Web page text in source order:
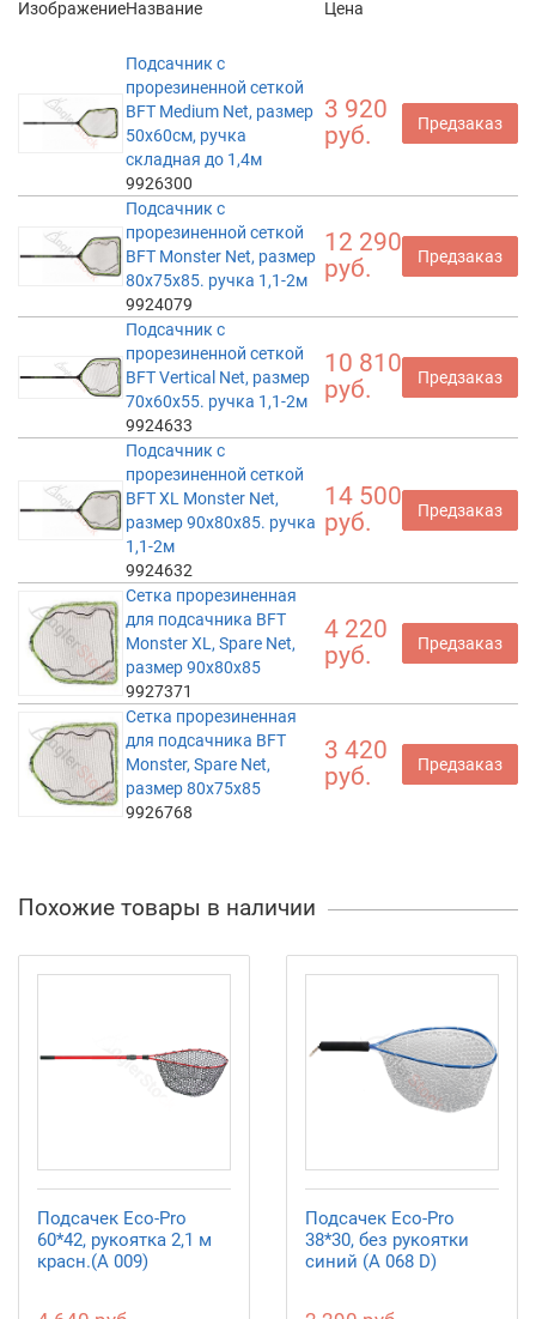
ИзображениеНазвание Цена
Подсачник с
прорезиненной сеткой
BFT Medium Net, размер
50x60см, ручка
складная до 1,4м
9926300
3 920
руб.
Предзаказ
Подсачник с
прорезиненной сеткой
BFT Monster Net, размер
80x75x85. ручка 1,1-2м
9924079
12 290
руб.
Предзаказ
Подсачник с
прорезиненной сеткой
BFT Vertical Net, размер
70x60x55. ручка 1,1-2м
9924633
10 810
руб.
Предзаказ
Подсачник с
прорезиненной сеткой
BFT XL Monster Net,
размер 90x80x85. ручка
1,1-2м
9924632
14 500
руб.
Предзаказ
Сетка прорезиненная
для подсачника BFT
Monster XL, Spare Net,
размер 90x80x85
9927371
4 220
руб.
Предзаказ
Сетка прорезиненная
для подсачника BFT
Monster, Spare Net,
размер 80x75x85
9926768
3 420
руб.
Предзаказ
Похожие товары в наличии
Подсачек Eco-Pro
60*42, рукоятка 2,1 м
красн.(А 009)
Подсачек Eco-Pro
38*30, без рукоятки
синий (А 068 D)